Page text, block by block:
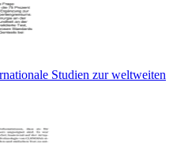
Studien zur weltweiten